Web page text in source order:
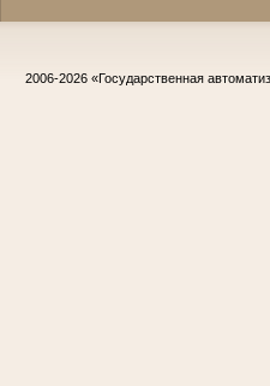
2006-2026 «Государственная